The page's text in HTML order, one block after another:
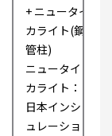
+ ニュータイ
カライト(鋼
管柱)
ニュータイ
カライト：
日本インシ
ュレーショ